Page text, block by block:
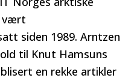
vært
siden 1989. Arntzen
til Knut Hamsuns
en rekke artikler